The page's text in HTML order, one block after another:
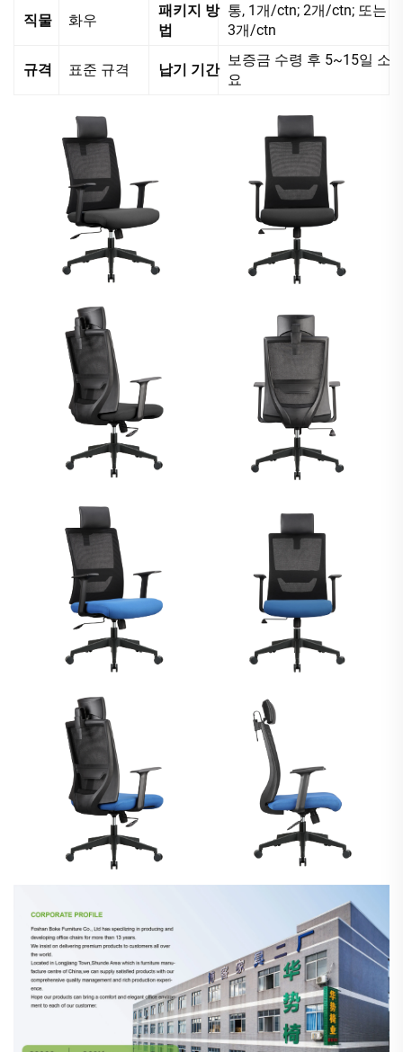
직물 화우
패키지 방
법
통, 1개/ctn; 2개/ctn; 또는
3개/ctn
규격 표준 규격 납기 기간
보증금 수령 후 5~15일 소
요